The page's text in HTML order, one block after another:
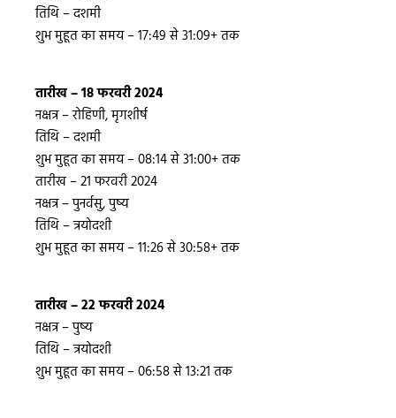
तिथि – दशमी
शुभ मुहूत का समय – 17:49 से 31:09+ तक
तारीख – 18 फरवरी 2024
नक्षत्र – रोहिणी, मृगशीर्ष
तिथि – दशमी
शुभ मुहूत का समय – 08:14 से 31:00+ तक
तारीख – 21 फरवरी 2024
नक्षत्र – पुनर्वसु, पुष्य
तिथि – त्रयोदशी
शुभ मुहूत का समय – 11:26 से 30:58+ तक
तारीख – 22 फरवरी 2024
नक्षत्र – पुष्य
तिथि – त्रयोदशी
शुभ मुहूत का समय – 06:58 से 13:21 तक